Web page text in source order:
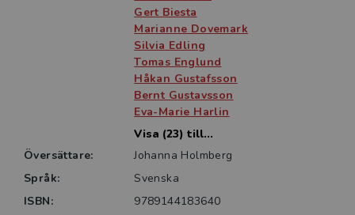
utbildningsområdet samt andra som är intresserade
av debatten om skolans problem.
Gert Biesta
Marianne Dovemark
Silvia Edling
Tomas Englund
Håkan Gustafsson
Bernt Gustavsson
Eva-Marie Harlin
Visa (23) till...
Översättare:
Johanna Holmberg
Språk:
Svenska
ISBN:
9789144183640